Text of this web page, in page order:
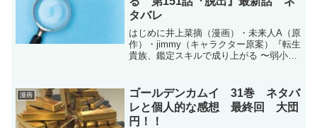
タバレ
はじめに井上菜摘（漫画）・未来人A（原
作）・jimmy（キャラクター原案）『転生
貴族、鑑定スキルで成り上がる 〜弱小領
151話のネタバレです。転生貴族、鑑定ス
キルで成り...
漫画
ゴールデンカムイ 31巻 ネタバ
レと個人的な感想 最終回 大団
円！！